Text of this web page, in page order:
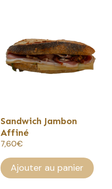
Sandwich Jambon
Affiné
7,60€
Ajouter au panier